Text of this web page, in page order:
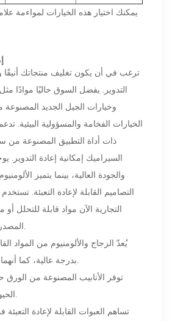
يمكنك اختيار هذه الخيارات لمواءمة
ترغب في أن يكون تغليف منتجاتك أنيقًا
التدوير. يفضل السوق حاليًا موادًا
وخيارات الجيل الجديد
الخيارات الفخامة والمسؤولية البيئية.
ذات أداة التطبيق المصنوعة من
السيراميك إمكانية إعادة التدوير.
والجودة العالية، بينما يتميز
التصاميم القابلة لإعادة التعبئة.
التجارية الآن مواد قابلة للتحلل أو
المصدر لتقليل أثرها البيئي.
يُعدّ الزجاج والألومنيوم من المواد
بدرجة عالية، كما أنهما يعكسان الفخامة.
توفر الأنابيب المصنوعة من الورق
الحيوي وإعادة التدوير.
تساهم العبوات القابلة لإعادة